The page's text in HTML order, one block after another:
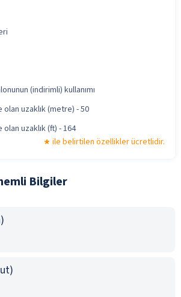
(indirimli) kullanımı
uzaklık (metre) - 50
uzaklık (ft) - 164
ile belirtilen özellikler ücretlidir.
Bilgiler